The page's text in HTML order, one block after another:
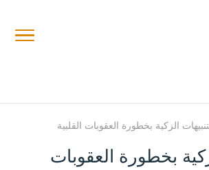
الزكية بخطورة العقوبات القلبية
بخطورة العقوبات